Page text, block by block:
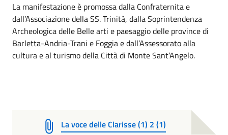
La manifestazione è promossa dalla Confraternita e
dall’Associazione della SS. Trinità, dalla Soprintendenza
Archeologica delle Belle arti e paesaggio delle province di
Barletta-Andria-Trani e Foggia e dall’Assessorato alla
cultura e al turismo della Città di Monte Sant’Angelo.
La voce delle Clarisse (1) 2 (1)